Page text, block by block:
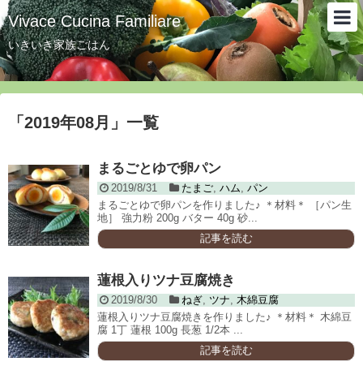
Vivace Cucina Familiare
いきいき家族ごはん
「 2019年08月 」 一覧
まるごとゆで卵パン
2019/8/31 たまご, ハム パン
まるごとゆで卵パンを作りました♪ ＊材料＊ ［パン生
地］ 強力粉 200g バター 40g 砂...
記事を読む
蓮根入りツナ豆腐焼き
2019/8/30 ねぎ, ツナ
木綿豆腐
蓮根入りツナ豆腐焼きを作りました♪ ＊材料＊ 木綿豆
腐 1丁 蓮根 100g 長葱 1/2本 ...
記事を読む